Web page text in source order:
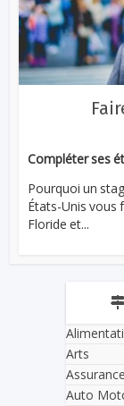
Compléter ses
Pourquoi un
États-Unis vous
Floride et...
Arts
Auto